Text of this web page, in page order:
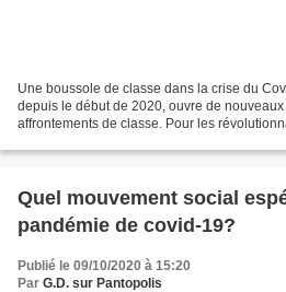
Une boussole de classe dans la crise du
depuis le début de 2020, ouvre de
affrontements de classe. Pour les
Quel mouvement social
pandémie de covid-19?
Publié le 09/10/2020 à 15:20
Par G.D. sur Pantopolis